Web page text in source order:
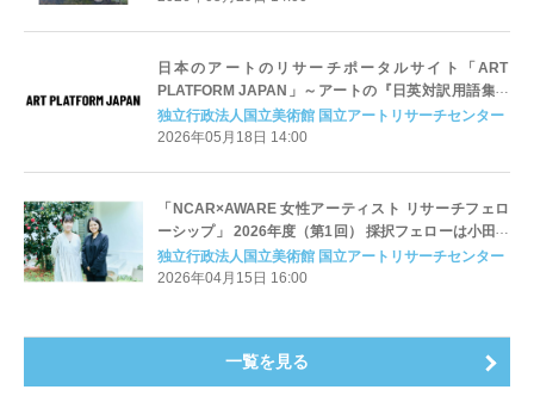
日本のアートのリサーチポータルサイト「ART
PLATFORM JAPAN」～アートの『日英対訳用語集』
を5月18日公開～
独立行政法人国立美術館 国立アートリサーチセンター
2026年05月18日 14:00
「NCAR×AWARE 女性アーティスト リサーチフェロ
ーシップ」 2026年度（第1回） 採択フェローは小田原
のどか氏、山田裕理氏に決定
独立行政法人国立美術館 国立アートリサーチセンター
2026年04月15日 16:00
一覧を見る